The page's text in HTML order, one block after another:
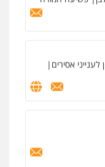
לענייני אסירים